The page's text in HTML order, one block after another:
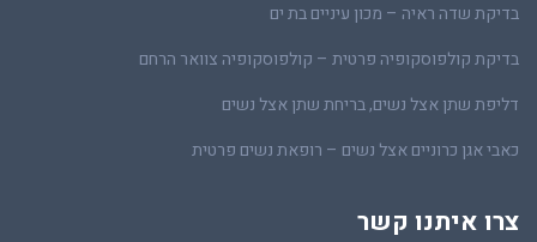
בדיקת שדה ראיה – מכון עיניים בת ים
בדיקת קולפוסקופיה פרטית – קולפוסקופיה צוואר הרחם
דליפת שתן אצל נשים, בריחת שתן אצל נשים
כאבי אגן כרוניים אצל נשים – רופאת נשים פרטית
צרו איתנו קשר